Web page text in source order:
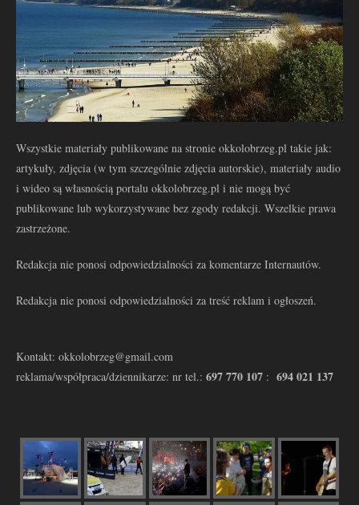
Wszystkie materiały publikowane na stronie okkolobrzeg.pl takie jak:
artykuły, zdjęcia (w tym szczególnie zdjęcia autorskie), materiały audio
i wideo są własnością portalu okkolobrzeg.pl i nie mogą być
publikowane lub wykorzystywane bez zgody redakcji. Wszelkie prawa
zastrzeżone.
Redakcja nie ponosi odpowiedzialności za komentarze Internautów.
Redakcja nie ponosi odpowiedzialności za treść reklam i ogłoszeń.
Kontakt: okkolobrzeg@gmail.com
reklama/współpraca/dziennikarze: nr tel.: 697 770 107 : 694 021 137